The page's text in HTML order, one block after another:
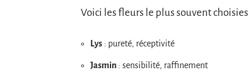
Voici les fleurs le plus souvent
Lys : pureté, réceptivité
Jasmin : sensibilité, raffinement